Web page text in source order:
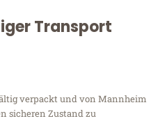
Transport
verpackt und von Mannheim
sicheren Zustand zu